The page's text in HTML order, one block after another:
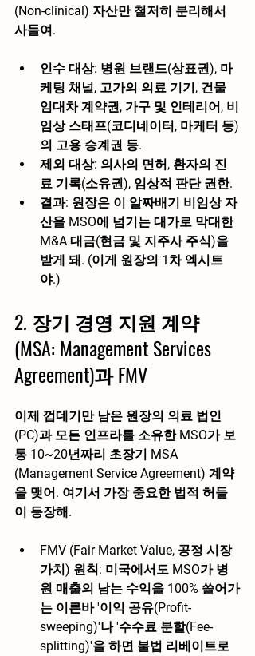
(Non-clinical) 자산만 철저히 분리해서
사들여.
인수 대상: 병원 브랜드(상표권), 마
케팅 채널, 고가의 의료 기기, 건물
임대차 계약권, 가구 및 인테리어, 비
임상 스태프(코디네이터, 마케터 등)
의 고용 승계권 등.
제외 대상: 의사의 면허, 환자의 진
료 기록(소유권), 임상적 판단 권한.
결과: 원장은 이 알짜배기 비임상 자
산을 MSO에 넘기는 대가로 막대한
M&A 대금(현금 및 지주사 주식)을
받게 돼. (이게 원장의 1차 엑시트
야.)
2. 장기 경영 지원 계약
(MSA: Management Services
Agreement)과 FMV
이제 껍데기만 남은 원장의 의료 법인
(PC)과 모든 인프라를 소유한 MSO가 보
통 10~20년짜리 초장기 MSA
(Management Service Agreement) 계약
을 맺어. 여기서 가장 중요한 법적 허들
이 등장해.
FMV (Fair Market Value, 공정 시장
가치) 원칙: 미국에서도 MSO가 병
원 매출의 남는 수익을 100% 쓸어가
는 이른바 '이익 공유(Profit-
sweeping)'나 '수수료 분할(Fee-
splitting)'을 하면 불법 리베이트로